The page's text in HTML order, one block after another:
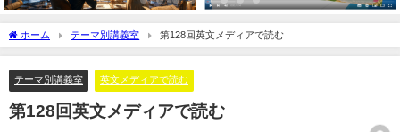
ホーム テーマ別講義室 第128回英文メディアで読む
テーマ別講義室 英文メディアで読む
第128回英文メディアで読む